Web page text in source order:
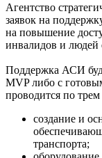
Агентство
заявок на
на повышение
инвалидов и
Поддержка АСИ
MVP либо с
проводится по
создание и
транспорта;